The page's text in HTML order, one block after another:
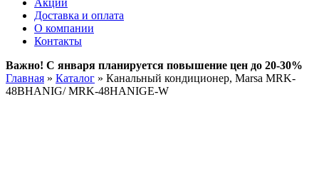
Акции
Доставка и оплата
О компании
Контакты
Важно! С января планируется повышение цен до 20-30%
Главная » Каталог » Канальный кондиционер, Marsa MRK-
48BHANIG/ MRK-48HANIGE-W